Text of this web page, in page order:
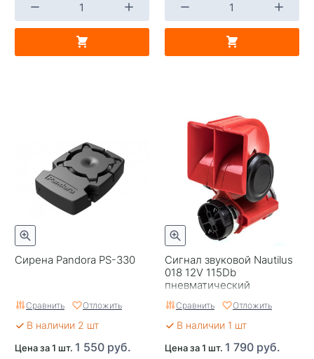
Сирена Pandora PS-330
Сравнить Отложить
В наличии 2 шт
Цена за 1 шт. 1 550 руб.
Сигнал звуковой Nautilus
018 12V 115Db
пневматический
Сравнить Отложить
В наличии 1 шт
Цена за 1 шт. 1 790 руб.